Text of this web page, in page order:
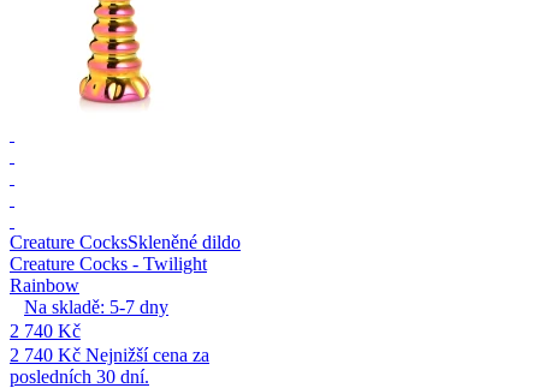
Creature CocksSkleněné dildo
Creature Cocks - Twilight
Rainbow
Na skladě: 5-7 dny
2 740 Kč
2 740 Kč Nejnižší cena za
posledních 30 dní.